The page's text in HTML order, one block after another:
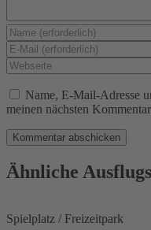
Gib
deinen
Namen
oder
Benutzernamen
zum
Kommentieren
ein
Gib
deine
E-
Mail-
Adresse
zum
Kommentieren
ein
Gib
deine
Website-
URL
(optional)
Name, E-Mail-Adresse
meinen nächsten
Ähnliche
Spielplatz / Freizeitpark